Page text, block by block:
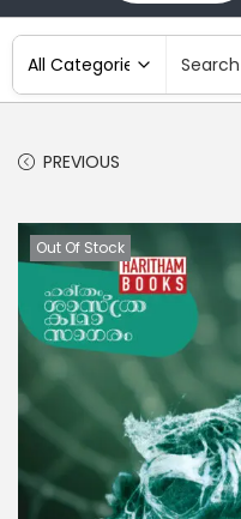
PREVIOUS
Out Of Stock